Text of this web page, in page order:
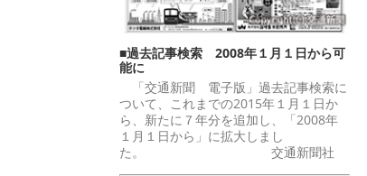
■過去記事検索 2008年１月１日から可
能に
「交通新聞 電子版」過去記事検索に
ついて、これまでの2015年１月１日か
ら、新たに７年分を追加し、「2008年
１月１日から」に拡大しまし
た。 交通新聞社